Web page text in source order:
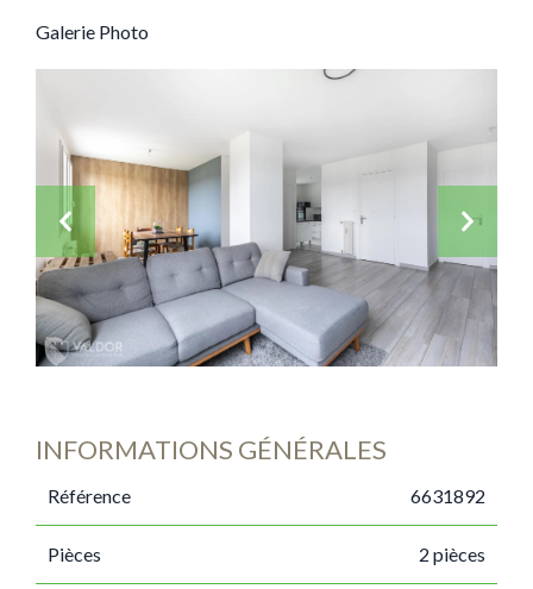
Galerie Photo
INFORMATIONS GÉNÉRALES
Référence 6631892
Pièces 2 pièces